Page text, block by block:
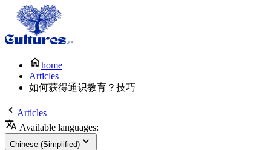
home
Articles
如何获得通识教育？技巧
Articles
Available languages:
Chinese (Simplified)